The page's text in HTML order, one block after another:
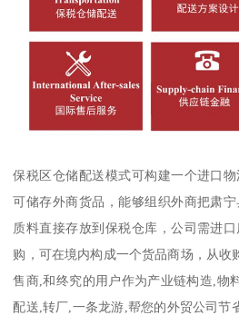
保税区仓储配送模式可构建一个进口
可储存外商货品，能够组织外商把肃
质料直接存放到保税仓库，公司需进
购，可在境内构成一个货品商场，从收
售商,和终究的用户作为产业链构造,物
配送,转厂,一条龙游,帮您的外贸公司节